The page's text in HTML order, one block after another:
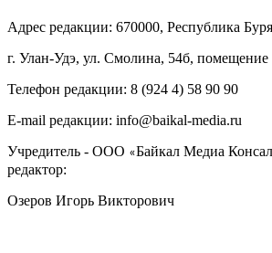
Адрес редакции: 670000, Республика
г. Улан-Удэ, ул. Смолина, 54б,
Телефон редакции: ‎‎8 (924 4) 58 90 90
E-mail редакции: info@baikal-media.ru
Учредитель - ООО «Байкал Медиа
редактор:
Озеров Игорь Викторович